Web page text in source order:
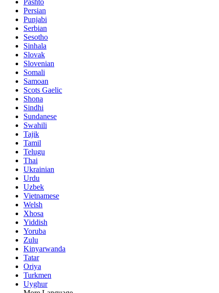
Pashto
Persian
Punjabi
Serbian
Sesotho
Sinhala
Slovak
Slovenian
Somali
Samoan
Scots Gaelic
Shona
Sindhi
Sundanese
Swahili
Tajik
Tamil
Telugu
Thai
Ukrainian
Urdu
Uzbek
Vietnamese
Welsh
Xhosa
Yiddish
Yoruba
Zulu
Kinyarwanda
Tatar
Oriya
Turkmen
Uyghur